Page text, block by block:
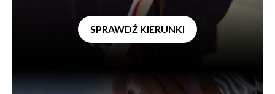
SPRAWDŹ KIERUNKI